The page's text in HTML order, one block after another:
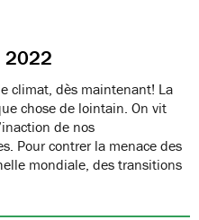
2022
climat, dès maintenant! La
chose de lointain. On vit
de nos
Pour contrer la menace des
mondiale, des transitions